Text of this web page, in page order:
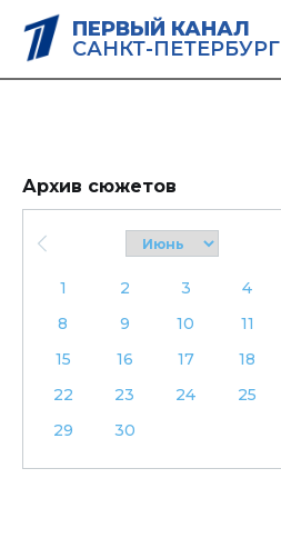
ПЕРВЫЙ КАНАЛ
САНКТ-ПЕТЕРБУРГ
Архив сюжетов
1 2 3 4
8
9 10 11
15
16 17 18
22
23 24 25
29
30